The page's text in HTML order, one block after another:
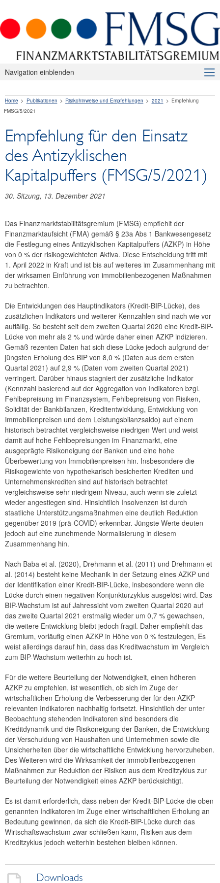
Navigation einblenden
Makroprudenzielle Aufsicht
Presseaussendungen
Risikohinweise und Empfehlungen
2026
2024
2023
2022
2021
Empfehlung FMSG/5/2021
Empfehlung FMSG/4/2021
Empfehlung FMSG/3/2021
Empfehlung FMSG/2/2021
Empfehlung FMSG/1/2021
2020
2019
2018
2017
2016
2015
Strategie
Sitzungen
Internationales
FAQ
Kontakt
Home Publikationen Risikohinweise und Empfehlungen 2021
Empfehlung
FMSG/5/2021
Empfehlung für den Einsatz
des Antizyklischen
Kapitalpuffers (FMSG/5/2021)
30. Sitzung, 13. Dezember 2021
Das Finanzmarktstabilitätsgremium (FMSG) empfiehlt der
Finanzmarktaufsicht (FMA) gemäß § 23a Abs 1 Bankwesengesetz
die Festlegung eines Antizyklischen Kapitalpuffers (AZKP) in Höhe
von 0 % der risikogewichteten Aktiva. Diese Entscheidung tritt mit
1. April 2022 in Kraft und ist bis auf weiteres im Zusammenhang mit
der wirksamen Einführung von immobilienbezogenen Maßnahmen
zu betrachten.
Die Entwicklungen des Hauptindikators (Kredit-BIP-Lücke), des
zusätzlichen Indikators und weiterer Kennzahlen sind nach wie vor
auffällig. So besteht seit dem zweiten Quartal 2020 eine Kredit-BIP-
Lücke von mehr als 2 % und würde daher einen AZKP indizieren.
Gemäß rezenten Daten hat sich diese Lücke jedoch aufgrund der
jüngsten Erholung des BIP von 8,0 % (Daten aus dem ersten
Quartal 2021) auf 2,9 % (Daten vom zweiten Quartal 2021)
verringert. Darüber hinaus stagniert der zusätzliche Indikator
(Kennzahl basierend auf der Aggregation von Indikatoren bzgl.
Fehlbepreisung im Finanzsystem, Fehlbepreisung von Risiken,
Solidität der Bankbilanzen, Kreditentwicklung, Entwicklung von
Immobilienpreisen und dem Leistungsbilanzsaldo) auf einem
historisch betrachtet vergleichsweise niedrigen Wert und weist
damit auf hohe Fehlbepreisungen im Finanzmarkt, eine
ausgeprägte Risikoneigung der Banken und eine hohe
Überbewertung von Immobilienpreisen hin. Insbesondere die
Risikogewichte von hypothekarisch besicherten Krediten und
Unternehmenskrediten sind auf historisch betrachtet
vergleichsweise sehr niedrigem Niveau, auch wenn sie zuletzt
wieder angestiegen sind. Hinsichtlich Insolvenzen ist durch
staatliche Unterstützungsmaßnahmen eine deutlich Reduktion
gegenüber 2019 (prä-COVID) erkennbar. Jüngste Werte deuten
jedoch auf eine zunehmende Normalisierung in diesem
Zusammenhang hin.
Nach Baba et al. (2020), Drehmann et al. (2011) und Drehmann et
al. (2014) besteht keine Mechanik in der Setzung eines AZKP und
der Identifikation einer Kredit-BIP-Lücke, insbesondere wenn die
Lücke durch einen negativen Konjunkturzyklus ausgelöst wird. Das
BIP-Wachstum ist auf Jahressicht vom zweiten Quartal 2020 auf
das zweite Quartal 2021 erstmalig wieder um 0,7 % gewachsen,
die weitere Entwicklung bleibt jedoch fragil. Daher empfiehlt das
Gremium, vorläufig einen AZKP in Höhe von 0 % festzulegen, Es
weist allerdings darauf hin, dass das Kreditwachstum im Vergleich
zum BIP-Wachstum weiterhin zu hoch ist.
Für die weitere Beurteilung der Notwendigkeit, einen höheren
AZKP zu empfehlen, ist wesentlich, ob sich im Zuge der
wirtschaftlichen Erholung die Verbesserung der für den AZKP
relevanten Indikatoren nachhaltig fortsetzt. Hinsichtlich der unter
Beobachtung stehenden Indikatoren sind besonders die
Kreditdynamik und die Risikoneigung der Banken, die Entwicklung
der Verschuldung von Haushalten und Unternehmen sowie die
Unsicherheiten über die wirtschaftliche Entwicklung hervorzuheben.
Des Weiteren wird die Wirksamkeit der immobilienbezogenen
Maßnahmen zur Reduktion der Risiken aus dem Kreditzyklus zur
Beurteilung der Notwendigkeit eines AZKP berücksichtigt.
Es ist damit erforderlich, dass neben der Kredit-BIP-Lücke die oben
genannten Indikatoren im Zuge einer wirtschaftlichen Erholung an
Bedeutung gewinnen, da sich die Kredit-BIP-Lücke durch das
Wirtschaftswachstum zwar schließen kann, Risiken aus dem
Kreditzyklus jedoch weiterhin bestehen bleiben können.
Downloads